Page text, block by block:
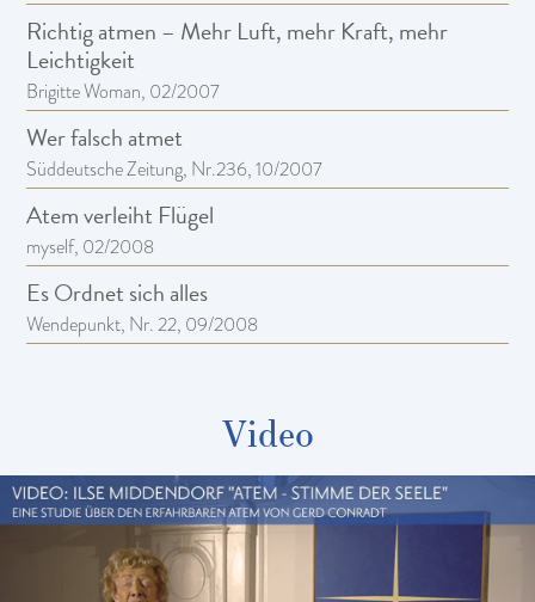
Richtig atmen – Mehr Luft, mehr Kraft, mehr
Leichtigkeit
Brigitte Woman, 02/2007
Wer falsch atmet
Süddeutsche Zeitung, Nr.236, 10/2007
Atem verleiht Flügel
myself, 02/2008
Es Ordnet sich alles
Wendepunkt, Nr. 22, 09/2008
Video